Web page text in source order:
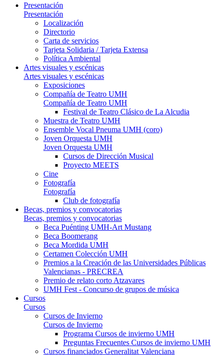
Presentación
Presentación
Localización
Directorio
Carta de servicios
Tarjeta Solidaria / Tarjeta Extensa
Política Ambiental
Artes visuales y escénicas
Artes visuales y escénicas
Exposiciones
Compañía de Teatro UMH
Compañía de Teatro UMH
Festival de Teatro Clásico de La Alcudia
Muestra de Teatro UMH
Ensemble Vocal Pneuma UMH (coro)
Joven Orquesta UMH
Joven Orquesta UMH
Cursos de Dirección Musical
Proyecto MEETS
Cine
Fotografía
Fotografía
Club de fotografía
Becas, premios y convocatorias
Becas, premios y convocatorias
Beca Puénting UMH-Art Mustang
Beca Boomerang
Beca Mordida UMH
Certamen Colección UMH
Premios a la Creación de las Universidades Públicas
Valencianas - PRECREA
Premio de relato corto Atzavares
UMH Fest - Concurso de grupos de música
Cursos
Cursos
Cursos de Invierno
Cursos de Invierno
Programa Cursos de invierno UMH
Preguntas Frecuentes Cursos de invierno UMH
Cursos financiados Generalitat Valenciana